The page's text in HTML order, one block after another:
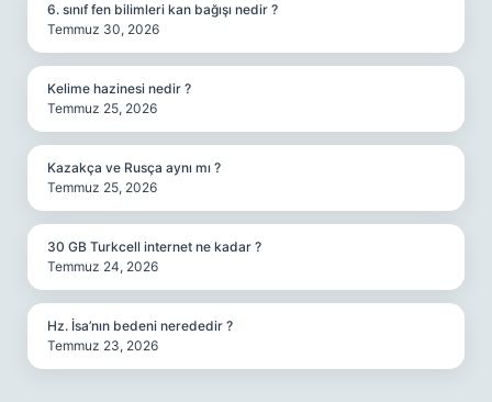
6. sınıf fen bilimleri kan bağışı nedir ?
Temmuz 30, 2026
Kelime hazinesi nedir ?
Temmuz 25, 2026
Kazakça ve Rusça aynı mı ?
Temmuz 25, 2026
30 GB Turkcell internet ne kadar ?
Temmuz 24, 2026
Hz. İsa’nın bedeni nerededir ?
Temmuz 23, 2026